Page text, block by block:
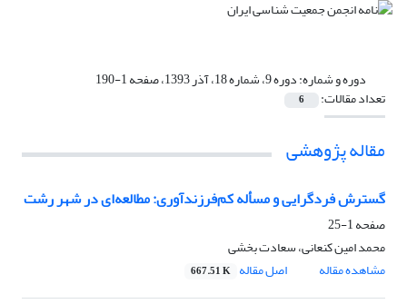
دوره و شماره:دوره 9، شماره 18، آذر 1393، صفحه 1-190
تعداد مقالات: 6
مقاله پژوهشی
گسترش فردگرایی و مسأله کم‌فرزندآوری: مطالعه‌ای در شهر رشت
صفحه1-25
محمد امین کنعانی، سعادت بخشی
مشاهده مقاله
اصل مقاله 667.51 K